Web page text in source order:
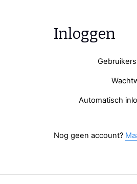
Inloggen
Automatisch
Nog geen account?